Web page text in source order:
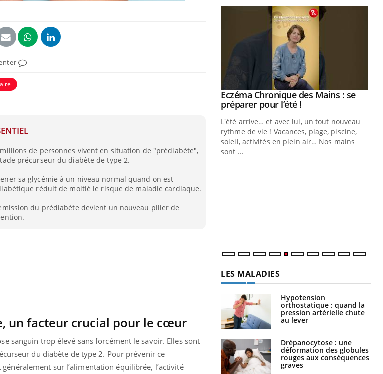
de personnes vivent en situation de "prédiabète",
précurseur du diabète de type 2.
sa glycémie à un niveau normal quand on est
réduit de moitié le risque de maladie cardiaque.
du prédiabète devient un nouveau pilier de
un facteur crucial pour le cœur
sanguin trop élevé sans forcément le savoir. Elles sont
du diabète de type 2. Pour prévenir ce
généralement sur l’alimentation équilibrée, l’activité
: et si on
diabète de type 2
chez les
les soignants.
sont ...
Youtube
Diabète & Ramadan 2026Youtube
Le Ramadan approche, et, pour de
nombreuses personnes atteintes de
diabète, c'est une période de questions, de
défis, mais ...
LES MALADIES
Hypotension
orthostatique : quand la
pression artérielle chute
au lever
Drépanocytose : une
déformation des globules
rouges aux conséquences
graves